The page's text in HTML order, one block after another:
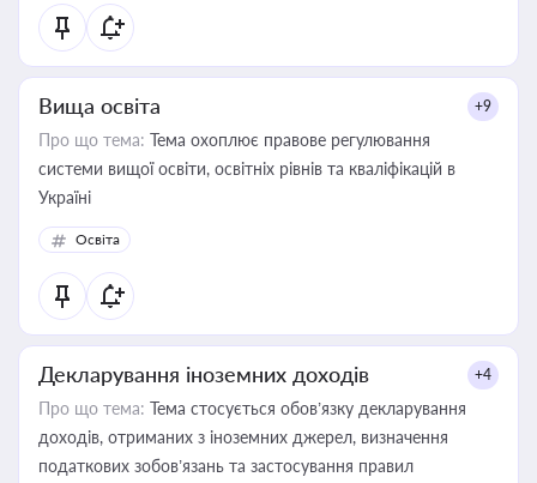
Вища освіта +9
Про що тема: Тема охоплює правове регулювання
системи вищої освіти, освітніх рівнів та кваліфікацій в
Україні
Освіта
Декларування іноземних доходів +4
Про що тема: Тема стосується обов’язку декларування
доходів, отриманих з іноземних джерел, визначення
податкових зобов’язань та застосування правил